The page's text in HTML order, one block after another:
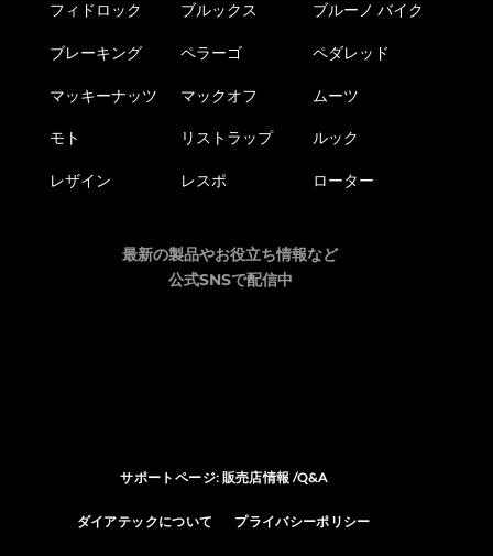
フィドロック ブルックス ブルーノ バイク
ブレーキング ペラーゴ ペダレッド
マッキーナッツ マックオフ ムーツ
モト リストラップ ルック
レザイン レスポ ローター
最新の製品やお役立ち情報など
公式SNSで配信中
サポートページ: 販売店情報 /Q&A
ダイアテックについて プライバシーポリシー